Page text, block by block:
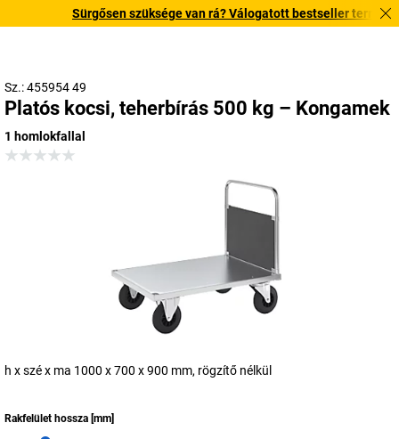
Sürgősen szüksége van rá? Válogatott bestseller
Sz.: 455954 49
Platós kocsi, teherbírás 500 kg – Kongamek
1 homlokfallal
h x szé x ma 1000 x 700 x 900 mm, rögzítő nélkül
Rakfelület hossza [mm]